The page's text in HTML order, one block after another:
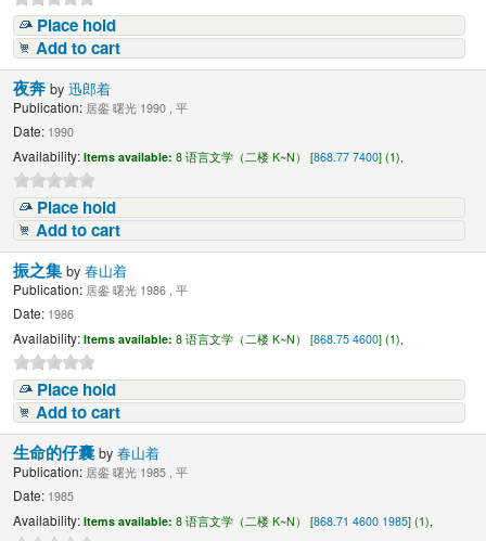
Place hold
Add to cart
夜奔by迅郎着
Publication: 居銮 曙光 1990 , 平
Date: 1990
Availability: Items available: 8 语言文学（二楼 K~N） [868.77 7400] (1),
Place hold
Add to cart
振之集by春山着
Publication: 居銮 曙光 1986 , 平
Date: 1986
Availability: Items available: 8 语言文学（二楼 K~N） [868.75 4600] (1),
Place hold
Add to cart
生命的仔囊by春山着
Publication: 居銮 曙光 1985 , 平
Date: 1985
Availability: Items available: 8 语言文学（二楼 K~N） [868.71 4600 1985] (1),